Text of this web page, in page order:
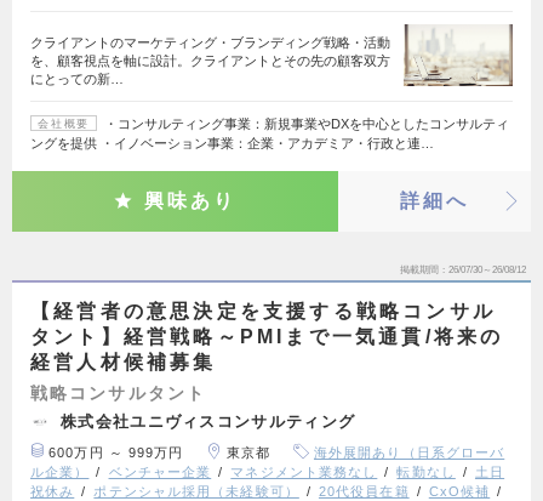
クライアントのマーケティング・ブランディング戦略・活動
を、顧客視点を軸に設計。クライアントとその先の顧客双方
にとっての新…
会社概要
・コンサルティング事業：新規事業やDXを中心としたコンサルティ
ングを提供 ・イノベーション事業：企業・アカデミア・行政と連…
興味あり 詳細へ
掲載期間 26/07/30～26/08/12
【経営者の意思決定を支援する戦略コンサル
タント】経営戦略～PMIまで一気通貫/将来の
経営人材候補募集
戦略コンサルタント
株式会社ユニヴィスコンサルティング
600万円 ～ 999万円 東京都
海外展開あり（日系グローバ
ル企業）
ベンチャー企業 マネジメント業務なし 転勤なし
土日
祝休み
ポテンシャル採用（未経験可） 20代役員在籍 CxO候補